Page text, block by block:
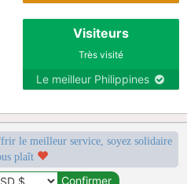
Visiteurs
Très visité
Le meilleur Philippines
le meilleur service, soyez solidaire
plaît